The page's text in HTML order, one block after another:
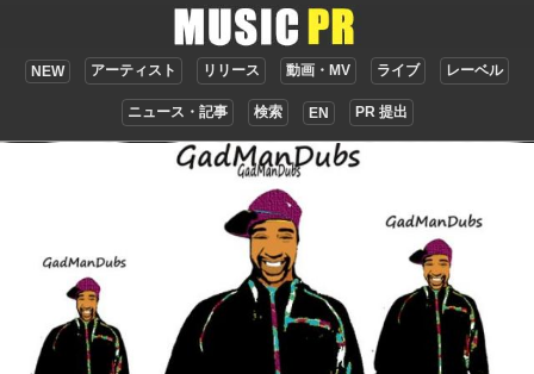
NEW アーティスト リリース 動画・MV ライブ レーベル
ニュース・記事 検索 EN PR 提出